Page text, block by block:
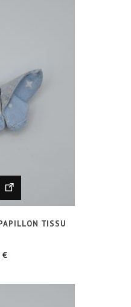
TISSU
€Prix